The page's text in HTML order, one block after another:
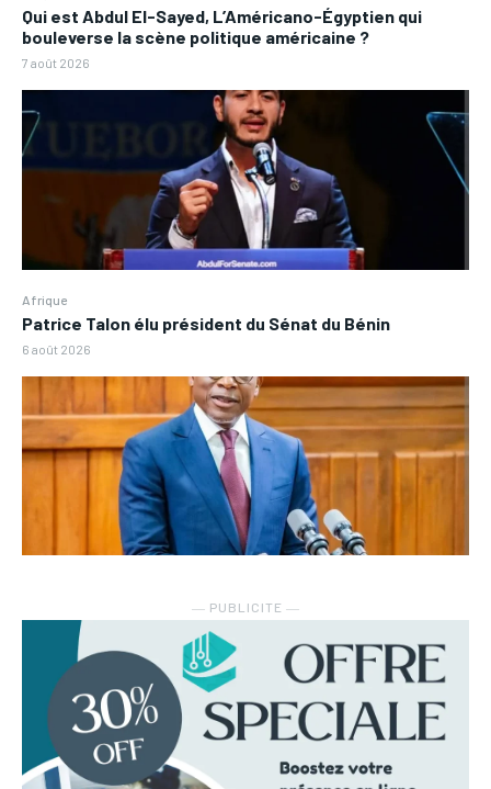
Qui est Abdul El-Sayed, L’Américano-Égyptien qui
bouleverse la scène politique américaine ?
7 août 2026
Afrique
Patrice Talon élu président du Sénat du Bénin
6 août 2026
― PUBLICITE ―